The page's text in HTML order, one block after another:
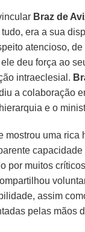
Braz de
era a sua
atencioso,
deu força ao
intraeclesial.
a colaboração
e o
mostrou uma rica
capacidade
por muitos críticos
assim
pelas mãos